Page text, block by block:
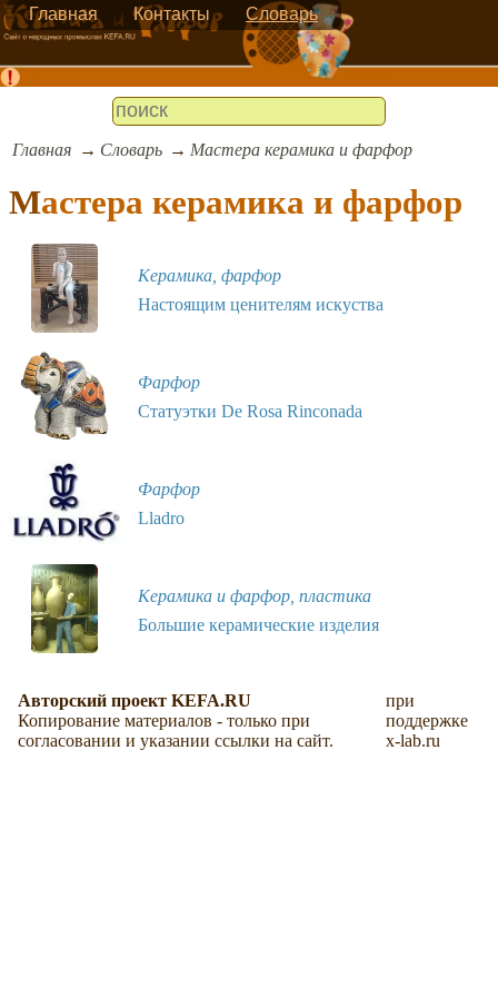
Главная Контакты Словарь
Главная Словарь Мастера керамика и фарфор
Мастера керамика и фарфор
Керамика, фарфор
Настоящим ценителям искуства
Фарфор
Статуэтки De Rosa Rinconada
Фарфор
Lladro
Керамика и фарфор, пластика
Большие керамические изделия
Авторский проект KEFA.RU
Копирование материалов - только при
согласовании и указании ссылки на сайт.
при
поддержке
x-lab.ru